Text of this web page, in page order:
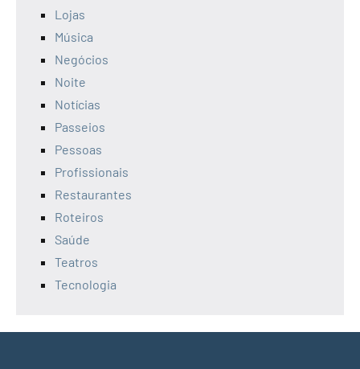
Lojas
Música
Negócios
Noite
Notícias
Passeios
Pessoas
Profissionais
Restaurantes
Roteiros
Saúde
Teatros
Tecnologia